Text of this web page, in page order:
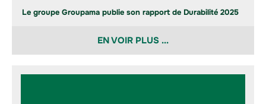
Le groupe Groupama publie son rapport de Durabilité 2025
EN VOIR PLUS ...